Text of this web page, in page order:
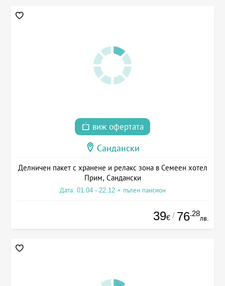
виж офертата
Сандански
Делничен пакет с хранене и релакс зона в Семеен хотел
Прим, Сандански
Дата: 01.04 - 22.12 + пълен пансион
39€ / 76.28
лв.